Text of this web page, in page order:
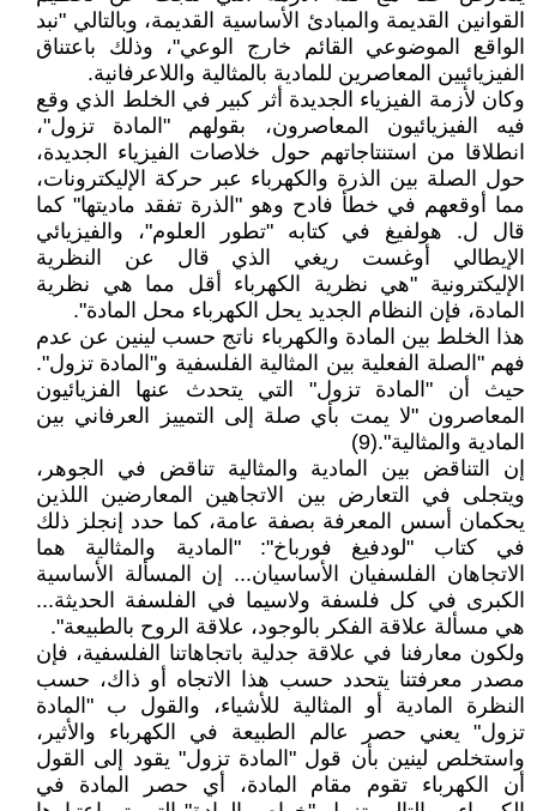
القوانين القديمة والمبادئ الأساسية القديمة، وبالتالي "نبد
الواقع الموضوعي القائم خارج الوعي"، وذلك باعتناق
الفيزيائيين المعاصرين للمادية بالمثالية واللاعرفانية.
وكان لأزمة الفيزياء الجديدة أثر كبير في الخلط الذي وقع
فيه الفيزيائيون المعاصرون، بقولهم "المادة تزول"،
انطلاقا من استنتاجاتهم حول خلاصات الفيزياء الجديدة،
حول الصلة بين الذرة والكهرباء عبر حركة الإليكترونات،
مما أوقعهم في خطأ فادح وهو "الذرة تفقد ماديتها" كما
قال ل. هولفيغ في كتابه "تطور العلوم"، والفيزيائي
الإيطالي أوغست ريغي الذي قال عن النظرية
الإليكترونية "هي نظرية الكهرباء أقل مما هي نظرية
المادة، فإن النظام الجديد يحل الكهرباء محل المادة".
هذا الخلط بين المادة والكهرباء ناتج حسب لينين عن عدم
فهم "الصلة الفعلية بين المثالية الفلسفية و"المادة تزول".
حيث أن "المادة تزول" التي يتحدث عنها الفزيائيون
المعاصرون "لا يمت بأي صلة إلى التمييز العرفاني بين
المادية والمثالية".(9)
إن التناقض بين المادية والمثالية تناقض في الجوهر،
ويتجلى في التعارض بين الاتجاهين المعارضين اللذين
يحكمان أسس المعرفة بصفة عامة، كما حدد إنجلز ذلك
في كتاب "لودفيغ فورباخ": "المادية والمثالية هما
الاتجاهان الفلسفيان الأساسيان... إن المسألة الأساسية
الكبرى في كل فلسفة ولاسيما في الفلسفة الحديثة...
هي مسألة علاقة الفكر بالوجود، علاقة الروح بالطبيعة".
ولكون معارفنا في علاقة جدلية باتجاهاتنا الفلسفية، فإن
مصدر معرفتنا يتحدد حسب هذا الاتجاه أو ذاك، حسب
النظرة المادية أو المثالية للأشياء، والقول ب "المادة
تزول" يعني حصر عالم الطبيعة في الكهرباء والأثير،
واستخلص لينين بأن قول "المادة تزول" يقود إلى القول
أن الكهرباء تقوم مقام المادة، أي حصر المادة في